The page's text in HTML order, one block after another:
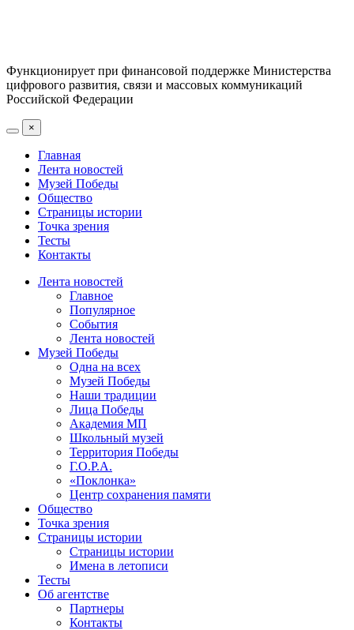
Функционирует при финансовой поддержке Министерства
цифрового развития, связи и массовых коммуникаций
Российской Федерации
×
Главная
Лента новостей
Музей Победы
Общество
Страницы истории
Точка зрения
Тесты
Контакты
Лента новостей
Главное
Популярное
События
Лента новостей
Музей Победы
Одна на всех
Музей Победы
Наши традиции
Лица Победы
Академия МП
Школьный музей
Территория Победы
Г.О.Р.А.
«Поклонка»
Центр сохранения памяти
Общество
Точка зрения
Страницы истории
Страницы истории
Имена в летописи
Тесты
Об агентстве
Партнеры
Контакты